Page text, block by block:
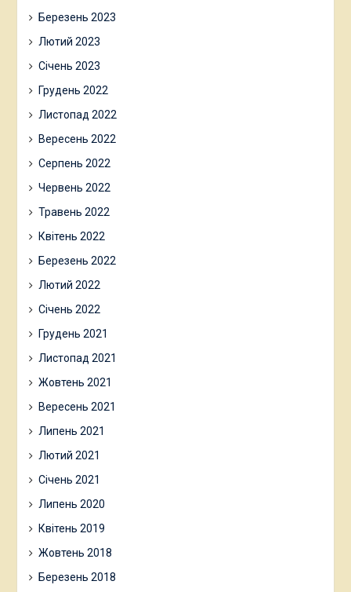
Березень 2023
Лютий 2023
Січень 2023
Грудень 2022
Листопад 2022
Вересень 2022
Серпень 2022
Червень 2022
Травень 2022
Квітень 2022
Березень 2022
Лютий 2022
Січень 2022
Грудень 2021
Листопад 2021
Жовтень 2021
Вересень 2021
Липень 2021
Лютий 2021
Січень 2021
Липень 2020
Квітень 2019
Жовтень 2018
Березень 2018